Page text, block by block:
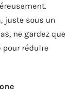
juste sous un
ne gardez que
pour réduire